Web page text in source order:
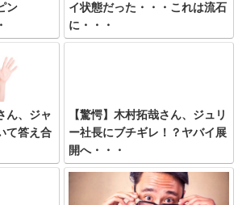
ン
イ状態だった・・・これは流石
に・・・
ん、ジャ
て答え合
【驚愕】木村拓哉さん、ジュリ
ー社長にブチギレ！？ヤバイ展
開へ・・・